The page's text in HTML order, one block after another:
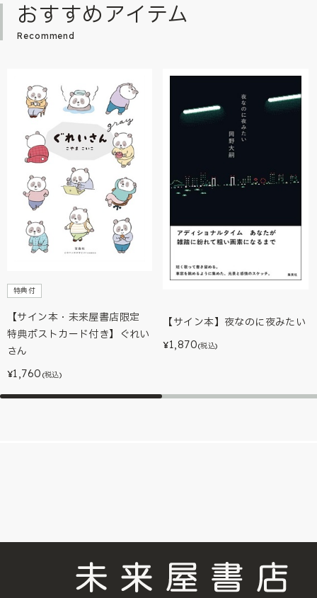
おすすめアイテム
Recommend
特典付
【サイン本・未来屋書店限定
特典ポストカード付き】ぐれい
さん
¥1,760 (税込)
【サイン本】夜なのに夜みたい
¥1,870(税込)